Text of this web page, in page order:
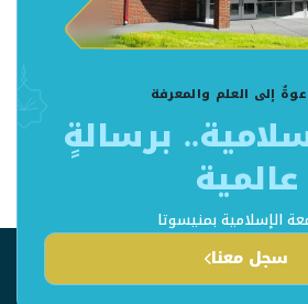
إلى العلم والمعرفة
برسالةٍ
عالمية
الإسلامية بمنيسوتا
سجل معنا